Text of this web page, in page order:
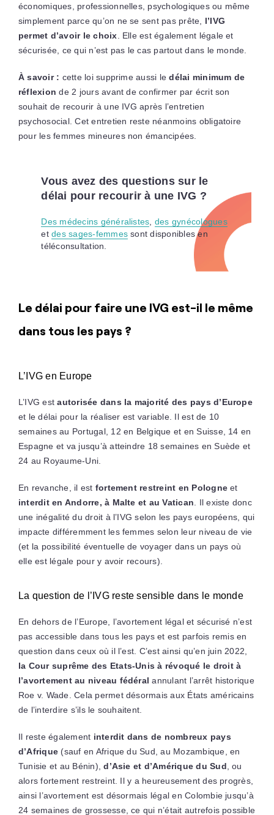
économiques, professionnelles, psychologiques ou même
simplement parce qu’on ne se sent pas prête, l’IVG
permet d’avoir le choix . Elle est également légale et
sécurisée, ce qui n’est pas le cas partout dans le monde.
À savoir : cette loi supprime aussi ledélai minimum de
réflexionde 2 jours avant de confirmer par écrit son
souhait de recourir à une IVG après l’entretien
psychosocial. Cet entretien reste néanmoins obligatoire
pour les femmes mineures non émancipées.
Vous avez des questions sur le
délai pour recourir à une IVG ?
Des médecins généralistes des gynécologues
etdes sages-femmes sont disponibles en
téléconsultation.
Le délai pour faire une IVG est-il le même
dans tous les pays ?
L’IVG en Europe
L’IVG estautorisée dans la majorité des pays d’Europe
et le délai pour la réaliser est variable. Il est de 10
semaines au Portugal, 12 en Belgique et en Suisse, 14 en
Espagne et va jusqu’à atteindre 18 semaines en Suède et
24 au Royaume-Uni.
En revanche, il est fortement restreint en Pologne et
interdit en Andorre, à Malte et au Vatican . Il existe donc
une inégalité du droit à l’IVG selon les pays européens, qui
impacte différemment les femmes selon leur niveau de vie
(et la possibilité éventuelle de voyager dans un pays où
elle est légale pour y avoir recours).
La question de l’IVG reste sensible dans le monde
En dehors de l’Europe, l’avortement légal et sécurisé n’est
pas accessible dans tous les pays et est parfois remis en
question dans ceux où il l’est. C’est ainsi qu’en juin 2022,
la Cour suprême des Etats-Unis à révoqué le droit à
l’avortement au niveau fédéral annulant l’arrêt historique
Roe v. Wade . Cela permet désormais aux États américains
de l’interdire s’ils le souhaitent.
Il reste également interdit dans de nombreux pays
d’Afrique (sauf en Afrique du Sud, au Mozambique, en
Tunisie et au Bénin),d’Asie et d’Amérique du Sud , ou
alors fortement restreint. Il y a heureusement des progrès,
ainsi l’avortement est désormais légal en Colombie jusqu’à
24 semaines de grossesse, ce qui n’était autrefois possible